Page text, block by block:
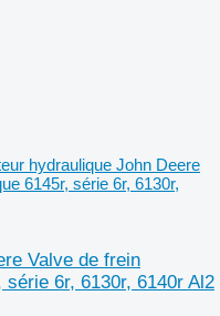
hydraulique John Deere
6145r, série 6r, 6130r,
Valve de frein
série 6r, 6130r, 6140r Al2